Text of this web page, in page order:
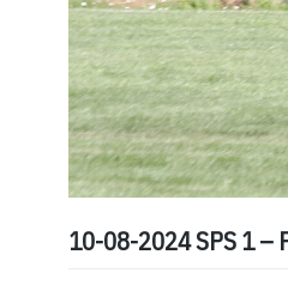
10-08-2024 SPS 1 –